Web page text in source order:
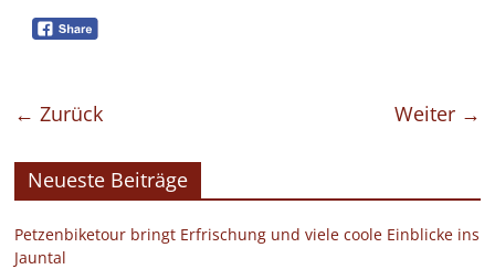
← Zurück Weiter →
Neueste Beiträge
Petzenbiketour bringt Erfrischung und viele coole Einblicke ins
Jauntal